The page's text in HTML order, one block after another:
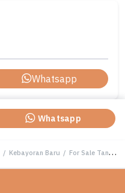
Whatsapp
Whatsapp
/ Kebayoran Baru / For Sale Tanah Eksklusif di Kebayoran Baru, Jakarta Selatan, LT 1400m²